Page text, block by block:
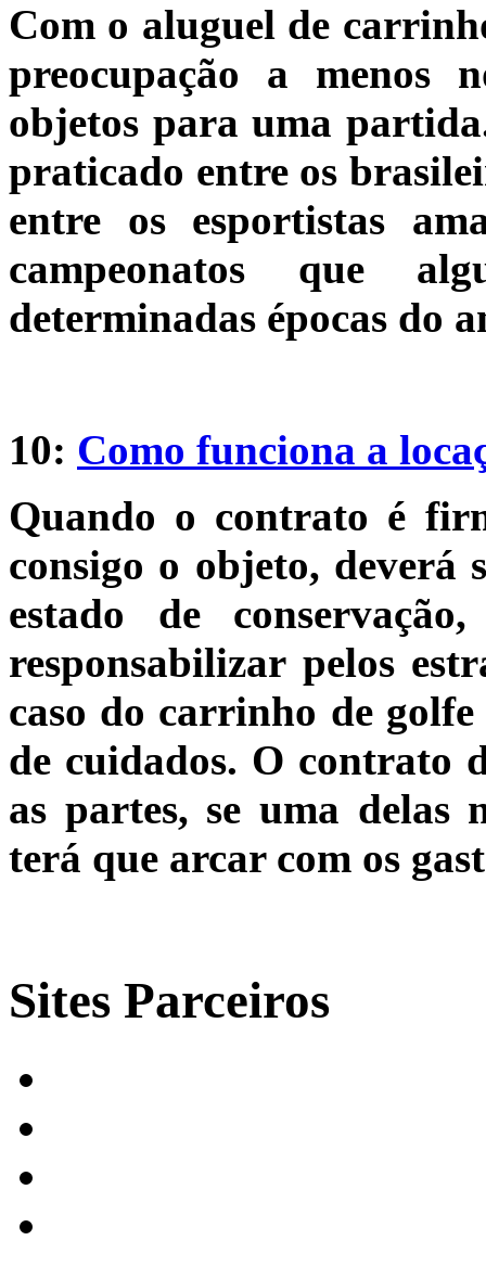
Com o aluguel de
preocupação a menos
objetos para uma
praticado entre os
entre os esportistas
campeonatos que
determinadas épocas do
10: Como funciona a
Quando o contrato é
consigo o objeto, deverá
estado de
responsabilizar pelos
caso do carrinho de
de cuidados. O contrato
as partes, se uma delas
terá que arcar com os
Sites Parceiros